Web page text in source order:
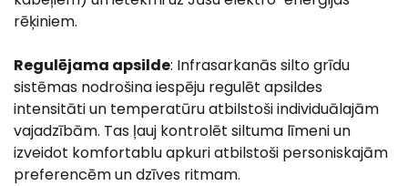
rēķiniem.
Regulējama apsilde: Infrasarkanās silto grīdu
sistēmas nodrošina iespēju regulēt apsildes
intensitāti un temperatūru atbilstoši individuālajām
vajadzībām. Tas ļauj kontrolēt siltuma līmeni un
izveidot komfortablu apkuri atbilstoši personiskajām
preferencēm un dzīves ritmam.